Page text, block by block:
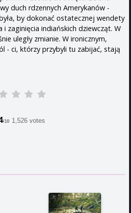
duch rdzennych Amerykanów -
by dokonać ostatecznej wendety
zaginięcia indiańskich dziewcząt. W
uległy zmianie. W ironicznym,
- ci, którzy przybyli tu zabijać, stają
/10 1,526 votes